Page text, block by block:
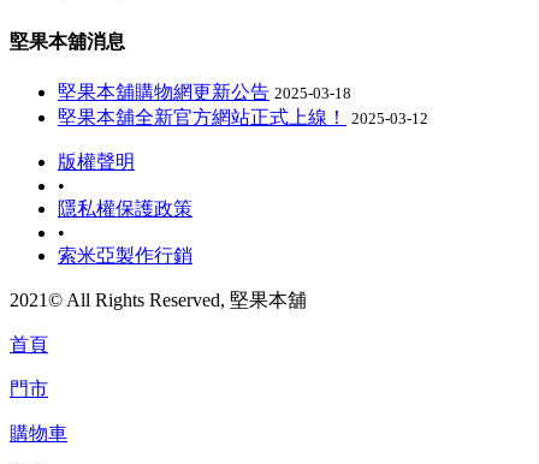
堅果本舖消息
堅果本舖購物網更新公告 2025-03-18
堅果本舖全新官方網站正式上線！ 2025-03-12
版權聲明
•
隱私權保護政策
•
索米亞製作行銷
2021© All Rights Reserved, 堅果本舖
首頁
門市
購物車